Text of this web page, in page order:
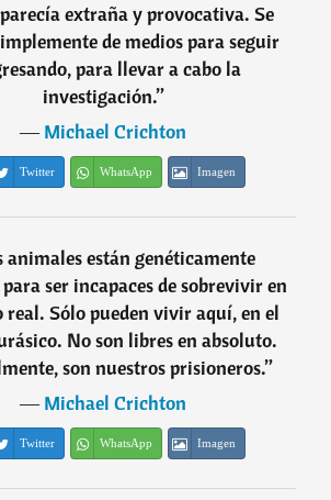
extraña y provocativa. Se
de medios para seguir
para llevar a cabo la
investigación.”
―Michael Crichton
Twitter WhatsApp Imagen
animales están genéticamente
ser incapaces de sobrevivir en
real. Sólo pueden vivir aquí, en el
No son libres en absoluto.
son nuestros prisioneros.”
―Michael Crichton
Twitter WhatsApp Imagen